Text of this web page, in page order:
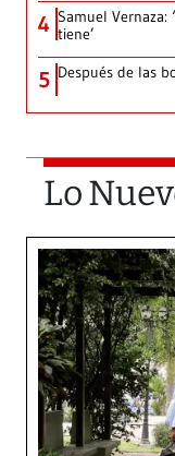
4 Samuel Vernaza:
tiene’
5 Después de las
Lo